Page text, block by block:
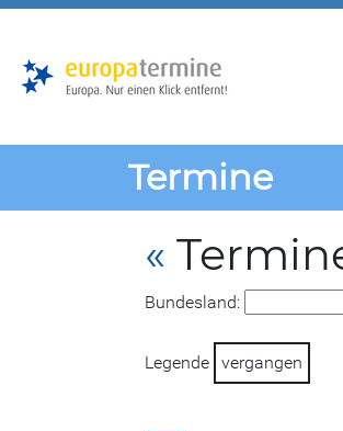
Termine
«
Bundesland:
Legende vergangen